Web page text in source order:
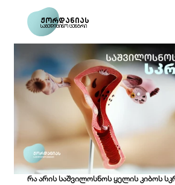
სამედიცინო ცენტრი
ჟორდანიას
რა არის საშვილოსნოს ყელის კიბოს